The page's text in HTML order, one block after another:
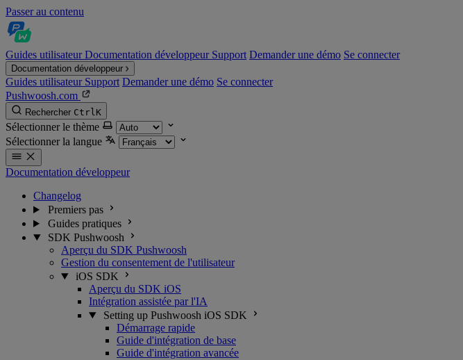
Passer au contenu
Guides utilisateurDocumentation développeur Support Demander une démo Se connecter
Documentation développeur
Guides utilisateur Support Demander une démo Se connecter
Pushwoosh.com
Rechercher CtrlK
Sélectionner le thème
Sélectionner la langue
Documentation développeur
Changelog
Premiers pas
Guides pratiques
SDK Pushwoosh
Aperçu du SDK Pushwoosh
Gestion du consentement de l'utilisateur
iOS SDK
Aperçu du SDK iOS
Intégration assistée par l'IA
Setting up Pushwoosh iOS SDK
Démarrage rapide
Guide d'intégration de base
Guide d'intégration avancée